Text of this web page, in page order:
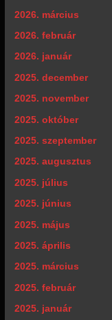
2026. március
2026. február
2026. január
2025. december
2025. november
2025. október
2025. szeptember
2025. augusztus
2025. július
2025. június
2025. május
2025. április
2025. március
2025. február
2025. január